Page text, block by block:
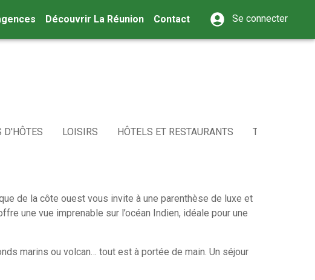
Découvrir La Réunion Contact Se connecter
D'HÔTES LOISIRS HÔTELS ET RESTAURANTS TRANSPORT
de la côte ouest vous invite à une parenthèse de luxe et
une vue imprenable sur l’océan Indien, idéale pour une
marins ou volcan… tout est à portée de main. Un séjour